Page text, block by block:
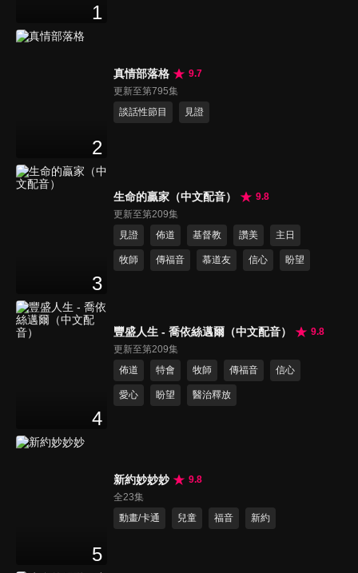
1
2
真情部落格
9.7
更新至第795集
談話性節目
見證
3
生命的贏家（中文配音）
9.8
更新至第209集
見證
佈道 基督教 讚美 主日
牧師 傳福音 慕道友 信心 盼望
4
豐盛人生 - 喬依絲邁爾（中文配音）
9.8
更新至第209集
佈道
特會 牧師 傳福音 信心
愛心 盼望 醫治釋放
5
新約妙妙妙
9.8
全23集
動畫/卡通
兒童 福音 新約